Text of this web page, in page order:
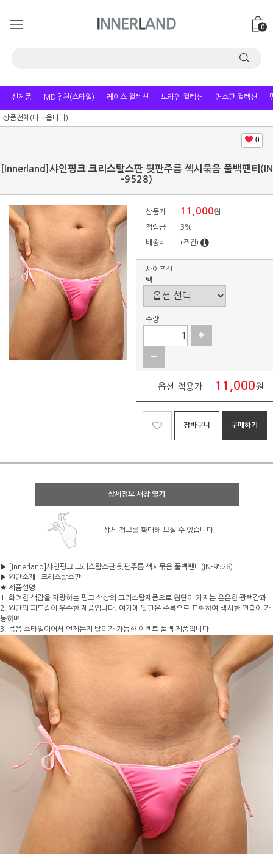
0
신제품 MD추천(스타일) 레이스 컬렉션 노라인 컬렉션 면스판 컬렉션
상품전체(다나옵니다)
0
[Innerland]샤인핑크 크리스탈스판 뒷판주름 섹시묶음 풀백팬티(IN
-9528)
상품가 11,000원
적립금 3%
배송비 (조건)
사이즈선
택
수량
옵션 적용가 11,000원
장바구니 구매하기
상세정보 새창 열기
상세 정보를 확대해 보실 수 있습니다.
▶ [Innerland]샤인핑크 크리스탈스판 뒷판주름 섹시묶음 풀백팬티(IN-9528)
▶ 원단소재 : 크리스탈스판
★ 제품설명
1. 화려한 색감을 자랑하는 핑크 색상의 크리스탈제품으로 원단이 가지는 은은한 광택감과
2. 원단의 피트감이 우수한 제품입니다. 여기에 뒷판은 주름으로 표현하여 섹시한 연출이 가
능하며
3. 묶음 스타일이어서 언제든지 탈의가 가능한 이벤트 풀백 제품입니다